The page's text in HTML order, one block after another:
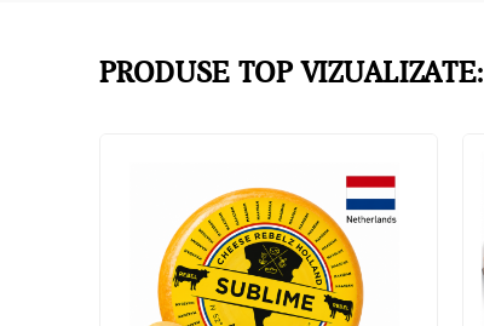
PRODUSE TOP VIZUALIZATE: